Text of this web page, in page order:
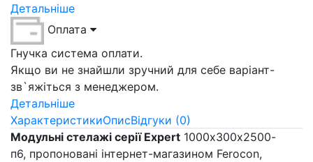
Детальніше
Оплата
Гнучка система оплати.
Якщо ви не знайшли зручний для себе варіант-
зв`яжіться з менеджером.
Детальніше
ХарактеристикиОписВідгуки (0)
Модульні стелажі серії Expert 1000х300х2500-
п6, пропоновані інтернет-магазином Ferocon,